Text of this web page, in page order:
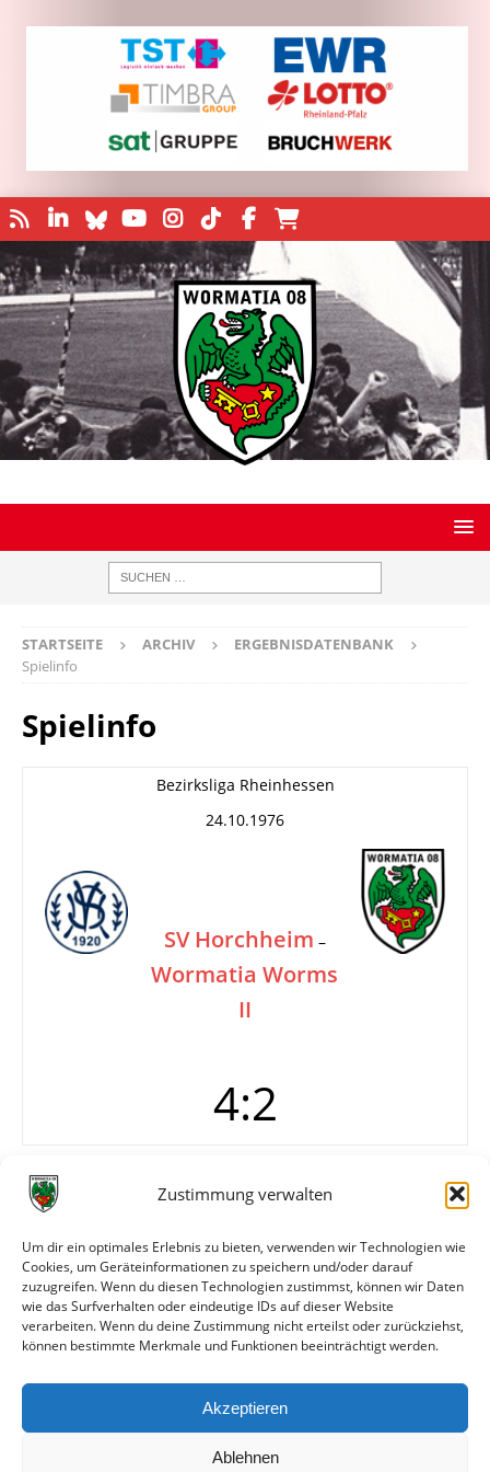
Zustimmung verwalten
Um dir ein optimales Erlebnis zu bieten, verwenden wir Technologien wie
Cookies, um Geräteinformationen zu speichern und/oder darauf
zuzugreifen. Wenn du diesen Technologien zustimmst, können wir Daten
wie das Surfverhalten oder eindeutige IDs auf dieser Website
verarbeiten. Wenn du deine Zustimmung nicht erteilst oder zurückziehst,
können bestimmte Merkmale und Funktionen beeinträchtigt werden.
Akzeptieren
Ablehnen
STARTSEITE ARCHIV
ERGEBNISDATENBANK
Spielinfo
Spielinfo
Bezirksliga Rheinhessen
24.10.1976
SV Horchheim –
Wormatia Worms
II
4:2
0:1 Muth (11.)
1:1 Koch (35.)
3:1 Noack
4:1 Koch (57.)
4:2 Muth (87.)
Alle bisherigen Partien der beiden Mannschaften
anzeigen